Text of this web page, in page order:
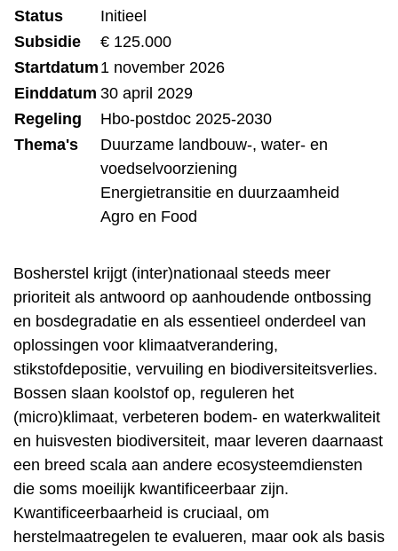
Status
Initieel
Subsidie
€ 125.000
Startdatum 1 november 2026
Einddatum 30 april 2029
Regeling
Hbo-postdoc 2025-2030
Thema's
Duurzame landbouw-, water- en
voedselvoorziening
Energietransitie en duurzaamheid
Agro en Food
Bosherstel krijgt (inter)nationaal steeds meer
prioriteit als antwoord op aanhoudende ontbossing
en bosdegradatie en als essentieel onderdeel van
oplossingen voor klimaatverandering,
stikstofdepositie, vervuiling en biodiversiteitsverlies.
Bossen slaan koolstof op, reguleren het
(micro)klimaat, verbeteren bodem- en waterkwaliteit
en huisvesten biodiversiteit, maar leveren daarnaast
een breed scala aan andere ecosysteemdiensten
die soms moeilijk kwantificeerbaar zijn.
Kwantificeerbaarheid is cruciaal, om
herstelmaatregelen te evalueren, maar ook als basis